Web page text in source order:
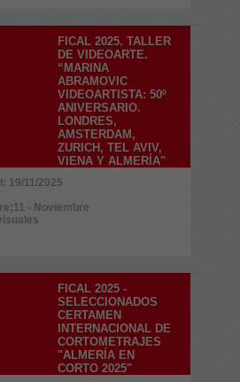
FICAL 2025. TALLER
DE VIDEOARTE.
“MARINA
ABRAMOVIC
VIDEOARTISTA: 50º
ANIVERSARIO.
LONDRES,
AMSTERDAM,
ZURICH, TEL AVIV,
VIENA Y ALMERÍA"
19/11/2025
- Noviembre
FICAL 2025 -
SELECCIONADOS
CERTAMEN
INTERNACIONAL DE
CORTOMETRAJES
"ALMERÍA EN
CORTO 2025"